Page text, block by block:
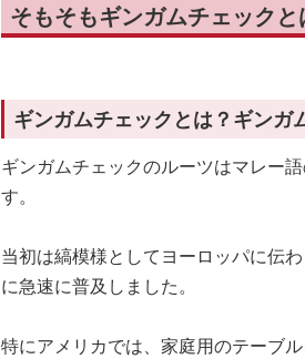
そもそもギンガムチェックと
ギンガムチェックとは？ギンガ
ギンガムチェックのルーツはマレー
す。
当初は縞模様としてヨーロッパに伝
に急速に普及しました。
特にアメリカでは、家庭用のテーブ